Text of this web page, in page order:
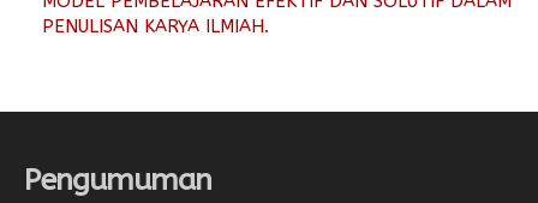
PENULISAN KARYA ILMIAH.
Pengumuman